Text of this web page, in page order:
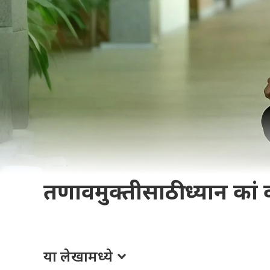
तणावमुक्तीसाठी ध्यान कां
या लेखामध्ये